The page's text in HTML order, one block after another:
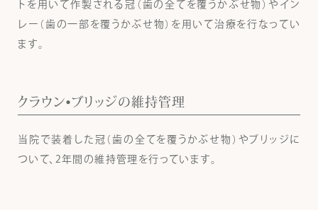
トを用いて作製される冠（歯の全てを覆うかぶせ物）やイン
レー（歯の一部を覆うかぶせ物）を用いて治療を行なってい
ます。
クラウン•ブリッジの維持管理
当院で装着した冠（歯の全てを覆うかぶせ物）やブリッジに
ついて、2年間の維持管理を行っています。